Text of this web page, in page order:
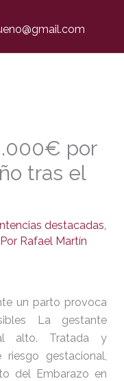
por
tras el
destacadas,
Rafael Martín
un parto provoca
La gestante
alto. Tratada y
gestacional,
del Embarazo en